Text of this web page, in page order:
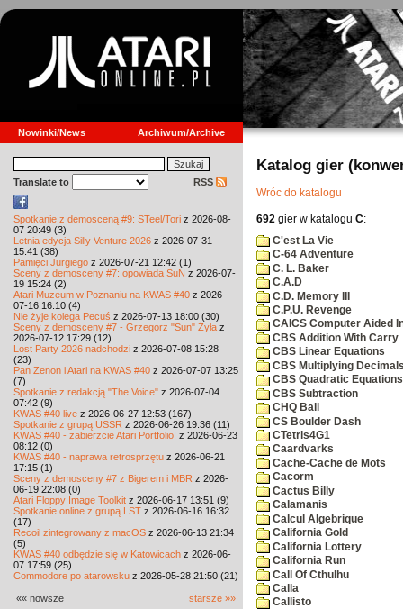
Nowinki/News Archiwum/Archive
Translate to RSS
Spotkanie z demosceną #9: STeel/Tori z 2026-08-
07 20:49 (3)
Letnia edycja Silly Venture 2026 z 2026-07-31
15:41 (38)
Pamięci Jurgiego z 2026-07-21 12:42 (1)
Sceny z demosceny #7: opowiada SuN z 2026-07-
19 15:24 (2)
Atari Muzeum w Poznaniu na KWAS #40 z 2026-
07-16 16:10 (4)
Nie żyje kolega Pecuś z 2026-07-13 18:00 (30)
Sceny z demosceny #7 - Grzegorz "Sun" Żyła z
2026-07-12 17:29 (12)
Lost Party 2026 nadchodzi z 2026-07-08 15:28
(23)
Pan Zenon i Atari na KWAS #40 z 2026-07-07 13:25
(7)
Spotkanie z redakcją "The Voice" z 2026-07-04
07:42 (9)
KWAS #40 live z 2026-06-27 12:53 (167)
Spotkanie z grupą USSR z 2026-06-26 19:36 (11)
KWAS #40 - zabierzcie Atari Portfolio! z 2026-06-23
08:12 (0)
KWAS #40 - naprawa retrosprzętu z 2026-06-21
17:15 (1)
Sceny z demosceny #7 z Bigerem i MBR z 2026-
06-19 22:08 (0)
Atari Floppy Image Toolkit z 2026-06-17 13:51 (9)
Spotkanie online z grupą LST z 2026-06-16 16:32
(17)
Recoil zintegrowany z macOS z 2026-06-13 21:34
(5)
KWAS #40 odbędzie się w Katowicach z 2026-06-
07 17:59 (25)
Commodore po atarowsku z 2026-05-28 21:50 (21)
«« nowsze starsze »»
Katalog gier
Wróc do katalogu
692 gier w katalogu C:
C'est La Vie
C-64 Adventure
C. L. Baker
C.A.D
C.D. Memory III
C.P.U. Revenge
CAICS Computer Aided
CBS Addition With Carry
CBS Linear Equations
CBS Multiplying
CBS Quadratic Equations
CBS Subtraction
CHQ Ball
CS Boulder Dash
CTetris4G1
Caardvarks
Cache-Cache de Mots
Cacorm
Cactus Billy
Calamanis
Calcul Algebrique
California Gold
California Lottery
California Run
Call Of Cthulhu
Calla
Callisto